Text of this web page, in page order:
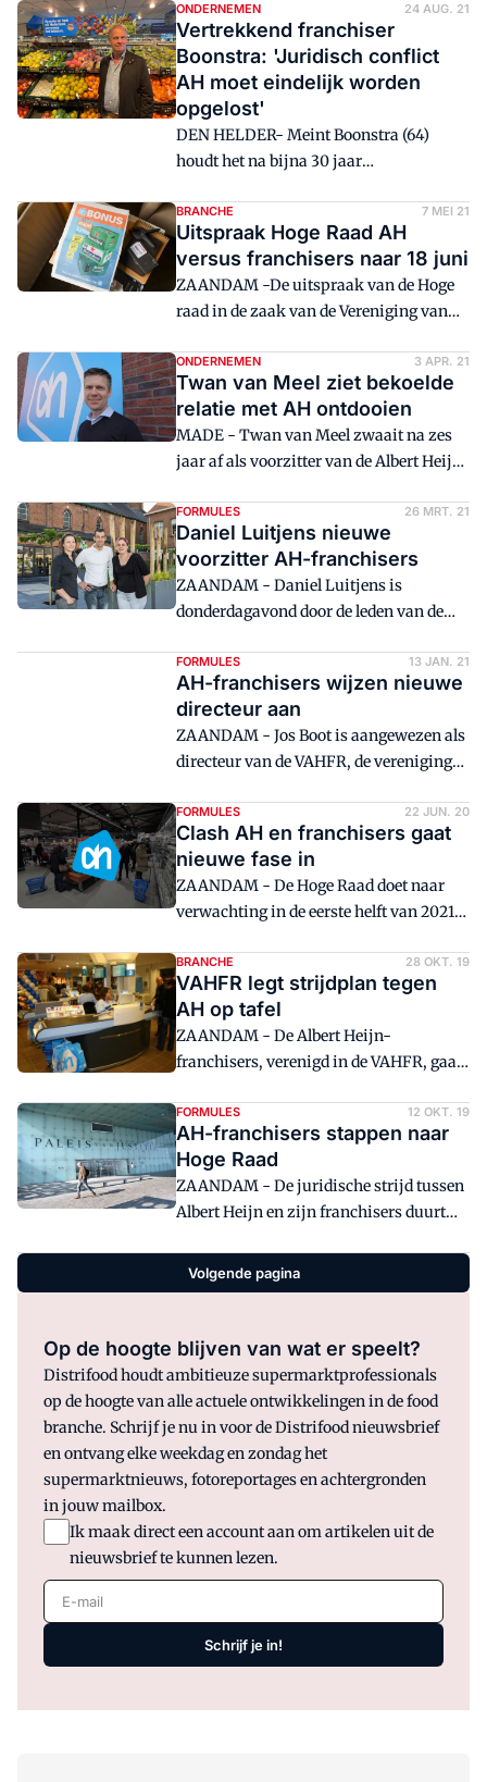
Daniel Luitjens als bestuurslid Masha
Vos leggen hun functie neer.
ONDERNEMEN 24 AUG. 21
Vertrekkend franchiser
Boonstra: 'Juridisch conflict
AH moet eindelijk worden
opgelost'
DEN HELDER- Meint Boonstra (64)
houdt het na bijna 30 jaar
gezien. Zijn winkel verkoopt hij terug
aan Albert Heijn. Een periode van een
bijna perfecte samenwerking met de
formule. De geboren Fries plaats ook een
kritische noot: dat juridische gevecht
eens worden opgelost.
BRANCHE 7 MEI 21
Uitspraak Hoge Raad AH
versus franchisers naar 18 juni
ZAANDAM -De uitspraak van de Hoge
raad in de zaak van de Vereniging van
versus AH is verschoven naar 18 juni.
ONDERNEMEN 3 APR. 21
Twan van Meel ziet bekoelde
relatie met AH ontdooien
MADE - Twan van Meel zwaait na zes
jaar af als voorzitter van de Albert Heijn-
afgelopen jaren was Van Meel niet alleen
het aanspreekpunt van de ondernemers
in de langlopende rechtszaak tegen
Albert Heijn, maar werkte hij ook aan de
professionalisering van de
Meel terug op zes roerige jaren en kijkt
ook vooruit.
FORMULES 26 MRT. 21
Daniel Luitjens nieuwe
voorzitter AH-franchisers
ZAANDAM - Daniel Luitjens is
donderdagavond door de leden van de
voorzitter van de Albert Heijn-
franchisers.
FORMULES 13 JAN. 21
AH-franchisers wijzen nieuwe
directeur aan
ZAANDAM - Jos Boot is aangewezen als
directeur van de VAHFR, de vereniging
FORMULES 22 JUN. 20
Clash AH en franchisers gaat
nieuwe fase in
ZAANDAM - De Hoge Raad doet naar
verwachting in de eerste helft van 2021
AH-franchisers tegen het hoofdkantoor.
BRANCHE 28 OKT. 19
VAHFR legt strijdplan tegen
AH op tafel
ZAANDAM - De Albert Heijn-
franchisers, verenigd in de VAHFR, gaan
marge en action discount resultaat
(ADR) opnieuw de strijd aan met AH.
FORMULES 12 OKT. 19
AH-franchisers stappen naar
Hoge Raad
ZAANDAM - De juridische strijd tussen
Albert Heijn en zijn franchisers duurt
VAHFR, gaan in cassatie bij de Hoge
Raad.
Volgende pagina
Op de hoogte blijven van wat er speelt?
Distrifood houdt ambitieuze supermarktprofessionals
op de hoogte van alle actuele ontwikkelingen in de food
branche. Schrijf je nu in voor de Distrifood nieuwsbrief
en ontvang elke weekdag en zondag het
supermarktnieuws, fotoreportages en achtergronden
in jouw mailbox.
Ik maak direct een account aan om artikelen uit de
nieuwsbrief te kunnen lezen.
E-mail
Schrijf je in!